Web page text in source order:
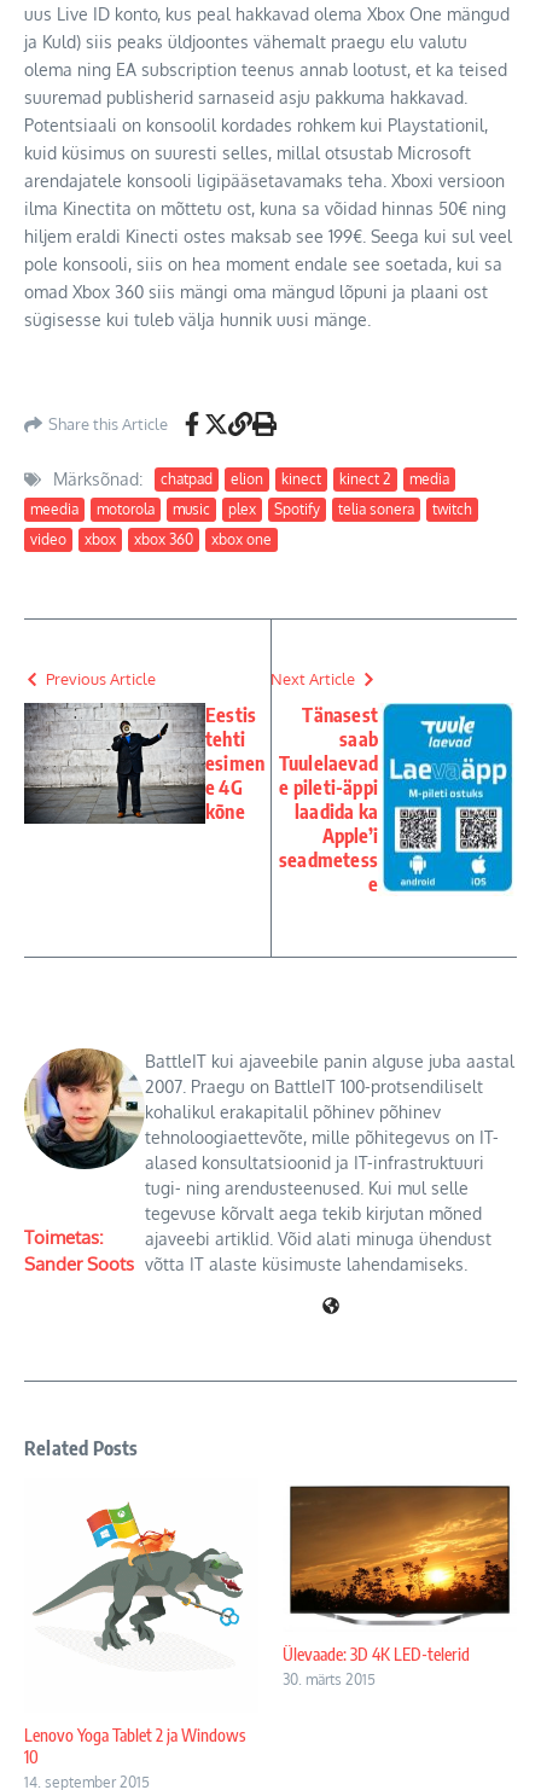
uus Live ID konto, kus peal hakkavad olema Xbox One mängud
ja Kuld) siis peaks üldjoontes vähemalt praegu elu valutu
olema ning EA subscription teenus annab lootust, et ka teised
suuremad publisherid sarnaseid asju pakkuma hakkavad.
Potentsiaali on konsoolil kordades rohkem kui Playstationil,
kuid küsimus on suuresti selles, millal otsustab Microsoft
arendajatele konsooli ligipääsetavamaks teha. Xboxi versioon
ilma Kinectita on mõttetu ost, kuna sa võidad hinnas 50€ ning
hiljem eraldi Kinecti ostes maksab see 199€. Seega kui sul veel
pole konsooli, siis on hea moment endale see soetada, kui sa
omad Xbox 360 siis mängi oma mängud lõpuni ja plaani ost
sügisesse kui tuleb välja hunnik uusi mänge.
Share this Article
Märksõnad: chatpad elion kinect kinect 2
media
meedia
motorola music plex Spotify telia sonera
twitch
video
xbox xbox 360 xbox one
Previous Article
Eestis
tehti
esimen
e 4G
kõne
Next Article
Tänasest
saab
Tuulelaevad
e pileti-äppi
laadida ka
Apple’i
seadmetess
e
Toimetas:
Sander Soots
BattleIT kui ajaveebile panin alguse juba aastal
2007. Praegu on BattleIT 100-protsendiliselt
kohalikul erakapitalil põhinev põhinev
tehnoloogiaettevõte, mille põhitegevus on IT-
alased konsultatsioonid ja IT-infrastruktuuri
tugi- ning arendusteenused. Kui mul selle
tegevuse kõrvalt aega tekib kirjutan mõned
ajaveebi artiklid. Võid alati minuga ühendust
võtta IT alaste küsimuste lahendamiseks.
Related Posts
Lenovo Yoga Tablet 2 ja Windows
10
14. september 2015
Ülevaade: 3D 4K LED-telerid
30. märts 2015